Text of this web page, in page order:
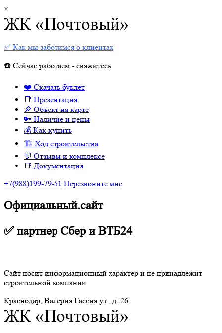
×
ЖК «Почтовый»
✅ Как мы заботимся о клиентах
☎️ Сейчас работаем - свяжитесь
❤️ Скачать буклет
📑 Презентация
🔎 Объект на карте
🔑 Наличие и цены
💰 Как купить
🏗 Ход строительства
💬 Отзывы и комплексе
📑 Документация
+7(988)199-79-51 Перезвоните мне
Официальный.сайт
✅ партнер Сбер и ВТБ24
Сайт носит информационный характер и не принадлежит
строительной компании
Краснодар, Валерия Гассия ул., д. 26
ЖК «Почтовый»